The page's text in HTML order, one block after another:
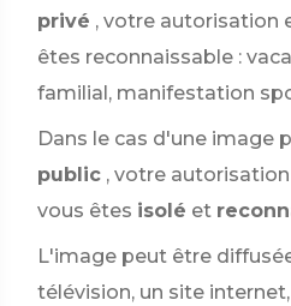
privé , votre autorisation
êtes reconnaissable :
familial, manifestation
Dans le cas d'une image
public , votre
vous êtes isolé et
L'image peut être
télévision, un site